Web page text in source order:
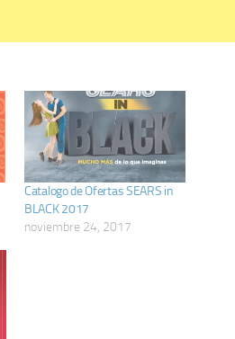
Catalogo de Ofertas SEARS in
BLACK 2017
noviembre 24, 2017